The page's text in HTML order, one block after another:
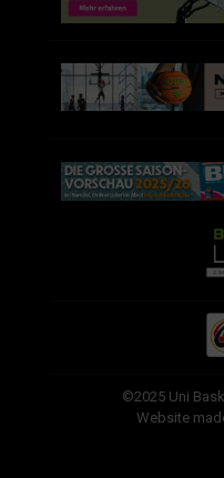
©2025 Uni
Website